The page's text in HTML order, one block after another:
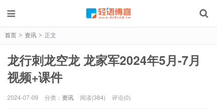
首页 > 资讯 > 正文
龙行刺龙空龙 龙家军2024年5月-7月
视频+课件
2024-07-09 分类： 资讯 阅读(384) 评论(0)